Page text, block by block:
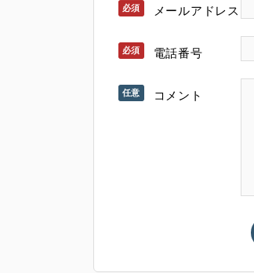
メールアドレス
電話番号
コメント